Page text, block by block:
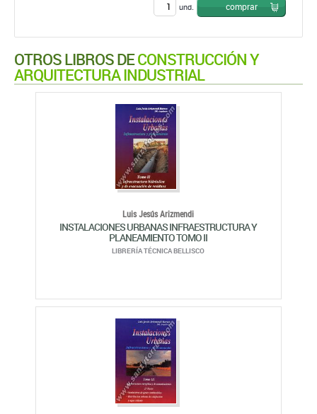
und. comprar
OTROS LIBROS DECONSTRUCCIÓN Y
ARQUITECTURA INDUSTRIAL
Luis Jesús Arizmendi
INSTALACIONES URBANAS INFRAESTRUCTURA Y
PLANEAMIENTO TOMO II
LIBRERÍA TÉCNICA BELLISCO